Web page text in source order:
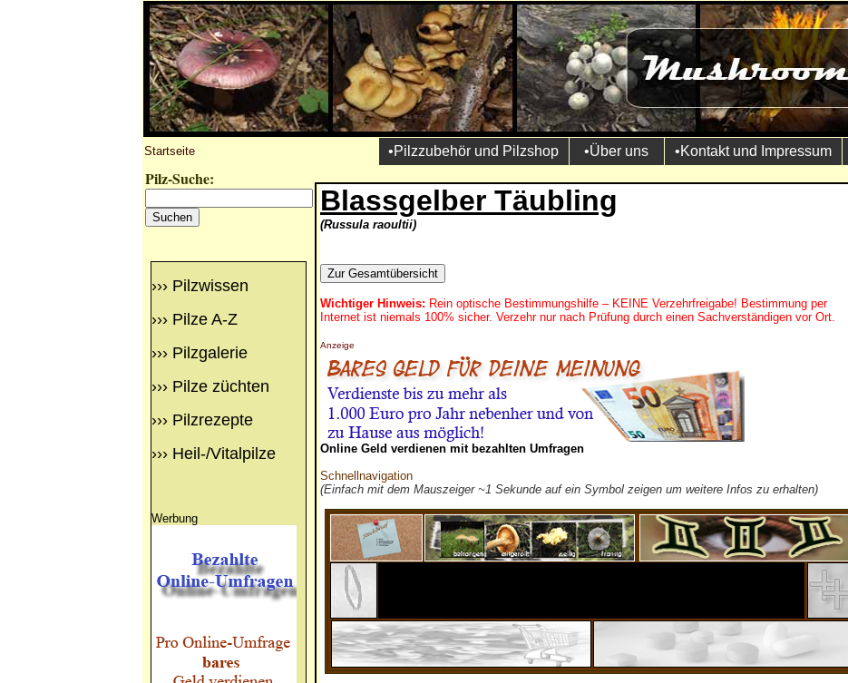
Startseite •Pilzzubehör und Pilzshop •Über uns •Kontakt und Impressum
Pilz-Suche:
››› Pilzwissen
››› Pilze A-Z
››› Pilzgalerie
››› Pilze züchten
››› Pilzrezepte
››› Heil-/Vitalpilze
Werbung
Blassgelber Täubling
(Russula raoultii)
Wichtiger Hinweis: Rein optische Bestimmungshilfe – KEINE Verzehrfreigabe! Bestimmung per
Internet ist niemals 100% sicher. Verzehr nur nach Prüfung durch einen Sachverständigen vor Ort.
Anzeige
Online Geld verdienen mit bezahlten Umfragen
Schnellnavigation
(Einfach mit dem Mauszeiger ~1 Sekunde auf ein Symbol zeigen um weitere Infos zu erhalten)